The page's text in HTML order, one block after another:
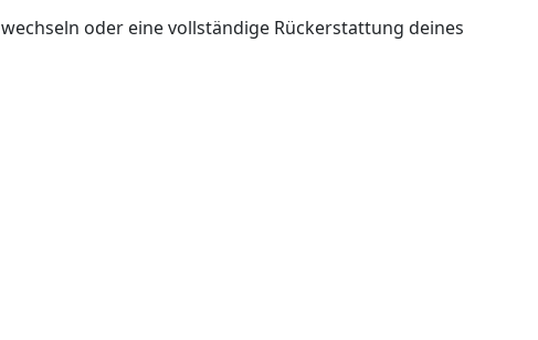
oder eine vollständige Rückerstattung deines